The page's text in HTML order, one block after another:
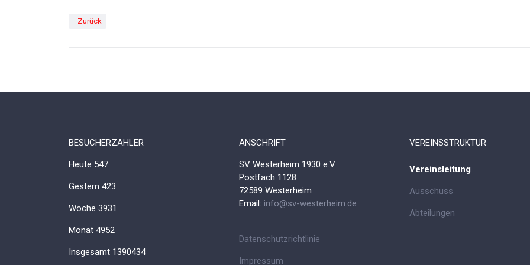
Vorheriger Beitrag: Bambinis mit Spaß und Freude beim HallenMasters
Zurück
BESUCHERZÄHLER
Heute 547
Gestern 423
Woche 3931
Monat 4952
Insgesamt 1390434
ANSCHRIFT
SV Westerheim 1930 e.V.
Postfach 1128
72589 Westerheim
Email: info@sv-westerheim.de
Datenschutzrichtlinie
Impressum
VEREINSSTRUKTUR
Vereinsleitung
Ausschuss
Abteilungen